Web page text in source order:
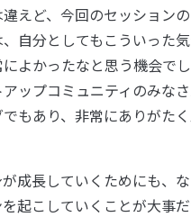
えど、今回のセッション
自分としてもこういった
よかったなと思う機会で
ップコミュニティのみな
もあり、非常にありがた
成長していくためにも、
起こしていくことが大事